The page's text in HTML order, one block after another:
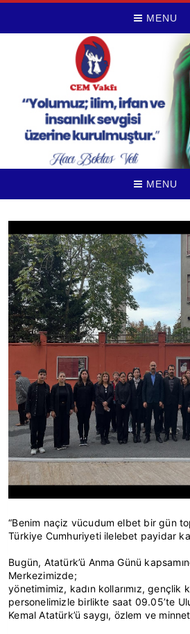
MENU
MENU
“Benim naçiz vücudum elbet bir gün
Türkiye Cumhuriyeti ilelebet payidar
Bugün, Atatürk’ü Anma Günü
Merkezimizde;
yönetimimiz, kadın kollarımız, gençlik
personelimizle birlikte saat 09.05’te
Kemal Atatürk’ü saygı, özlem ve